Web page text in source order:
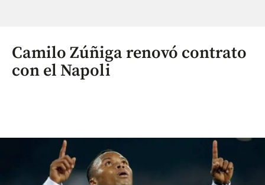
Camilo Zúñiga renovó contrato
con el Napoli